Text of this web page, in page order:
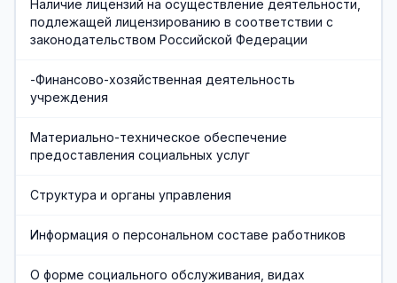
Наличие лицензий на осуществление деятельности,
подлежащей лицензированию в соответствии с
законодательством Российской Федерации
-Финансово-хозяйственная деятельность
учреждения
Материально-техническое обеспечение
предоставления социальных услуг
Структура и органы управления
Информация о персональном составе работников
О форме социального обслуживания, видах